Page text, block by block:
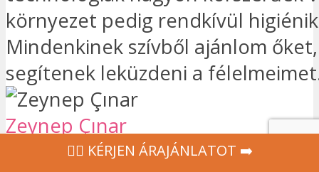
környezet pedig rendkívül
Mindenkinek szívből ajánlom
segítenek leküzdeni a
Zeynep Çınar
20:48 20 Nov 24
‍👩‍⚕ KÉRJEN ÁRAJÁNLATOT ➡️